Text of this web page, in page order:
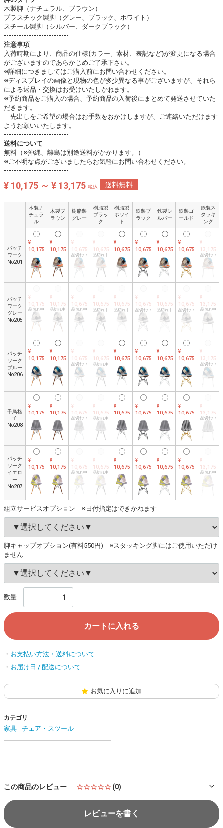
木製脚（ナチュラル、ブラウン）
プラスチック製脚（グレー、ブラック、ホワイト）
スチール製脚（シルバー、ダークブラック）
--------------------------
注意事項
入荷時期により、商品の仕様(カラー、素材、表記など)が変更になる場合
がございますのであらかじめご了承下さい。
※詳細につきましてはご購入前にお問い合わせください。
※ディスプレイの画像と現物の色が多少異なる事がございますが、それら
による返品・交換はお受けいたしかねます。
※予約商品をご購入の場合、予約商品の入荷後にまとめて発送させていた
だきます。
先出しをご希望の場合はお手数をおかけしますが、ご連絡いただけます
ようお願いいたします。
--------------------------
送料について
無料（※沖縄、離島は別途送料がかかります。）
※ご不明な点がございましたらお気軽にお問い合わせください。
--------------------------
¥ 10,175 ～ ¥ 13,175 税込 送料無料
木製ナ
チュラ
ル
木製ブ
ラウン
樹脂製
グレー
樹脂製
ブラッ
ク
樹脂製
ホワイ
ト
鉄製ブ
ラック
鉄製シ
ルバー
鉄製ゴ
ールド
鉄製ス
タッキ
ング
パッチ
ワーク
No201
¥
10,175
¥
10,175
品切れ中
¥
10,675
品切れ中
¥
10,675
¥
10,675
¥
10,675
¥
10,675
¥
10,675
品切れ中
¥
13,175
パッチ
ワーク
グレー
No205
品切れ中
¥
10,175
品切れ中
¥
10,175
品切れ中
¥
10,675
品切れ中
¥
10,675
品切れ中
¥
10,675
品切れ中
¥
10,675
品切れ中
¥
10,675
品切れ中
¥
10,675
品切れ中
¥
13,175
パッチ
ワーク
ブルー
No206
¥
10,175
¥
10,175
品切れ中
¥
10,675
品切れ中
¥
10,675
¥
10,675
¥
10,675
¥
10,675
¥
10,675
品切れ中
¥
13,175
千鳥格
子
No208
¥
10,175
¥
10,175
品切れ中
¥
10,675
品切れ中
¥
10,675
¥
10,675
¥
10,675
¥
10,675
¥
10,675
品切れ中
¥
13,175
パッチ
ワーク
イエロ
ー
No207
¥
10,175
¥
10,175
品切れ中
¥
10,675
品切れ中
¥
10,675
¥
10,675
¥
10,675
¥
10,675
¥
10,675
品切れ中
¥
13,175
組立サービスオプション ※日付指定はできかねます
脚キャップオプション(有料550円) ※スタッキング脚にはご使用いただけ
ません
数量
カートに入れる
お支払い方法・送料について
お届け日 / 配送について
お気に入りに追加
カテゴリ
家具 チェア・スツール
この商品のレビュー ☆☆☆☆☆ (0)
レビューを書く